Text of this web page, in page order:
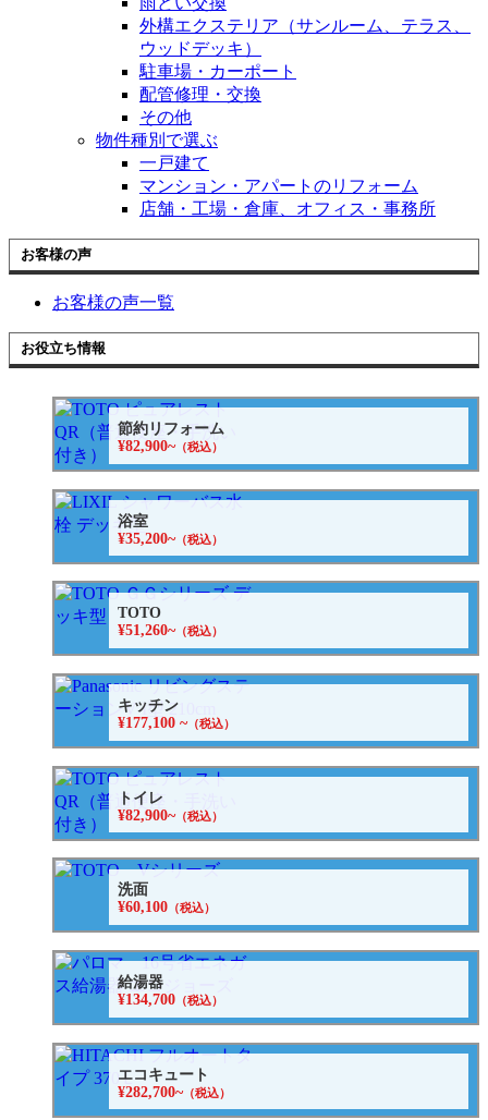
外構エクステリア（サンルーム、テラス、
ウッドデッキ）
駐車場・カーポート
配管修理・交換
その他
物件種別で選ぶ
一戸建て
マンション・アパートのリフォーム
店舗・工場・倉庫、オフィス・事務所
お客様の声
お客様の声一覧
お役立ち情報
節約リフォーム
¥82,900~（税込）
浴室
¥35,200~（税込）
TOTO
¥51,260~（税込）
キッチン
¥177,100 ~（税込）
トイレ
¥82,900~（税込）
洗面
¥60,100 （税込）
給湯器
¥134,700 （税込）
エコキュート
¥282,700~（税込）